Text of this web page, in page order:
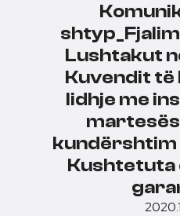
Lushtakut
Kuvendit të
lidhje me
kundërshtim
Kushtetuta